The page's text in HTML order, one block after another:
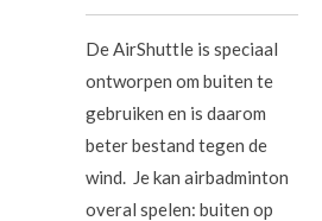
De AirShuttle is speciaal
ontworpen om buiten te
gebruiken en is daarom
beter bestand tegen de
wind. Je kan airbadminton
overal spelen: buiten op